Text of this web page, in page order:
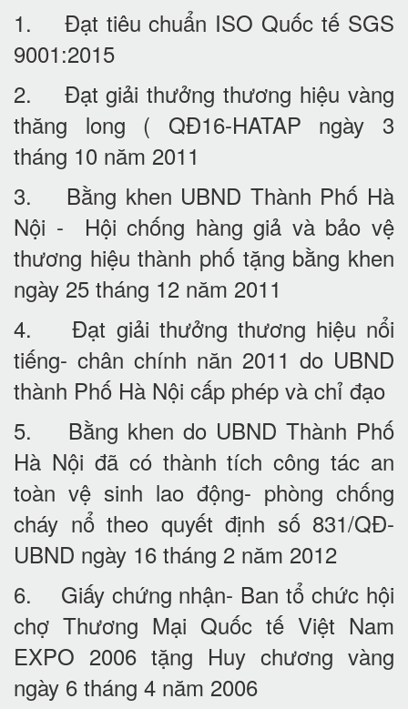
1. Đạt tiêu chuẩn ISO Quốc tế SGS
9001:2015
2. Đạt giải thưởng thương hiệu vàng
thăng long ( QĐ16-HATAP ngày 3
tháng 10 năm 2011
3. Bằng khen UBND Thành Phố Hà
Nội - Hội chống hàng giả và bảo vệ
thương hiệu thành phố tặng bằng khen
ngày 25 tháng 12 năm 2011
4. Đạt giải thưởng thương hiệu nổi
tiếng- chân chính năn 2011 do UBND
thành Phố Hà Nội cấp phép và chỉ đạo
5. Bằng khen do UBND Thành Phố
Hà Nội đã có thành tích công tác an
toàn vệ sinh lao động- phòng chống
cháy nổ theo quyết định số 831/QĐ-
UBND ngày 16 tháng 2 năm 2012
6. Giấy chứng nhận- Ban tổ chức hội
chợ Thương Mại Quốc tế Việt Nam
EXPO 2006 tặng Huy chương vàng
ngày 6 tháng 4 năm 2006